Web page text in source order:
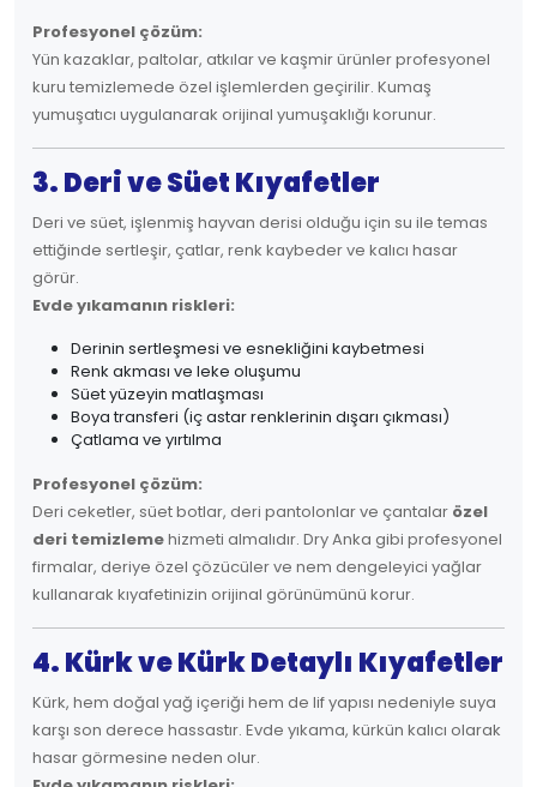
Profesyonel çözüm:
Yün kazaklar, paltolar, atkılar ve kaşmir ürünler profesyonel
kuru temizlemede özel işlemlerden geçirilir. Kumaş
yumuşatıcı uygulanarak orijinal yumuşaklığı korunur.
3. Deri ve Süet Kıyafetler
Deri ve süet, işlenmiş hayvan derisi olduğu için su ile temas
ettiğinde sertleşir, çatlar, renk kaybeder ve kalıcı hasar
görür.
Evde yıkamanın riskleri:
Derinin sertleşmesi ve esnekliğini kaybetmesi
Renk akması ve leke oluşumu
Süet yüzeyin matlaşması
Boya transferi (iç astar renklerinin dışarı çıkması)
Çatlama ve yırtılma
Profesyonel çözüm:
Deri ceketler, süet botlar, deri pantolonlar ve çantalar özel
deri temizlemehizmeti almalıdır. Dry Anka gibi profesyonel
firmalar, deriye özel çözücüler ve nem dengeleyici yağlar
kullanarak kıyafetinizin orijinal görünümünü korur.
4. Kürk ve Kürk Detaylı Kıyafetler
Kürk, hem doğal yağ içeriği hem de lif yapısı nedeniyle suya
karşı son derece hassastır. Evde yıkama, kürkün kalıcı olarak
hasar görmesine neden olur.